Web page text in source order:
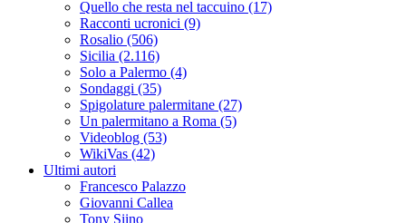
Quello che resta nel taccuino (17)
Racconti ucronici (9)
Rosalio (506)
Sicilia (2.116)
Solo a Palermo (4)
Sondaggi (35)
Spigolature palermitane (27)
Un palermitano a Roma (5)
Videoblog (53)
WikiVas (42)
Ultimi autori
Francesco Palazzo
Giovanni Callea
Tony Siino